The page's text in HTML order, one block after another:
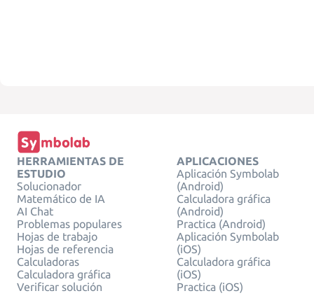
HERRAMIENTAS DE
ESTUDIO
Solucionador
Matemático de IA
AI Chat
Problemas populares
Hojas de trabajo
Hojas de referencia
Calculadoras
Calculadora gráfica
Verificar solución
APLICACIONES
Aplicación Symbolab
(Android)
Calculadora gráfica
(Android)
Practica (Android)
Aplicación Symbolab
(iOS)
Calculadora gráfica
(iOS)
Practica (iOS)